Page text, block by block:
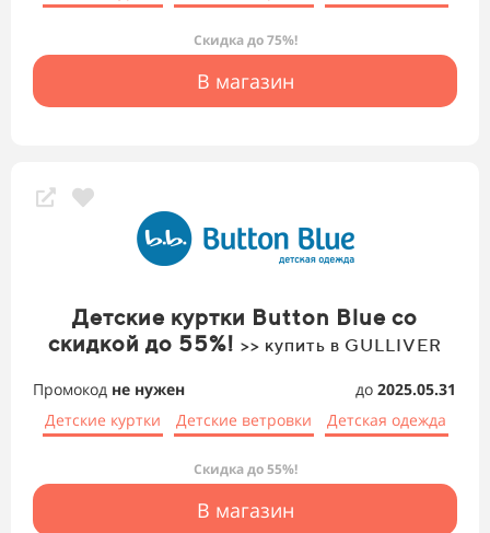
Скидка до 75%!
В магазин
Детские куртки Button Blue со
скидкой до 55%! >> купить в GULLIVER
Промокод не нужен до 2025.05.31
Детские куртки
Детские ветровки Детская одежда
Скидка до 55%!
В магазин